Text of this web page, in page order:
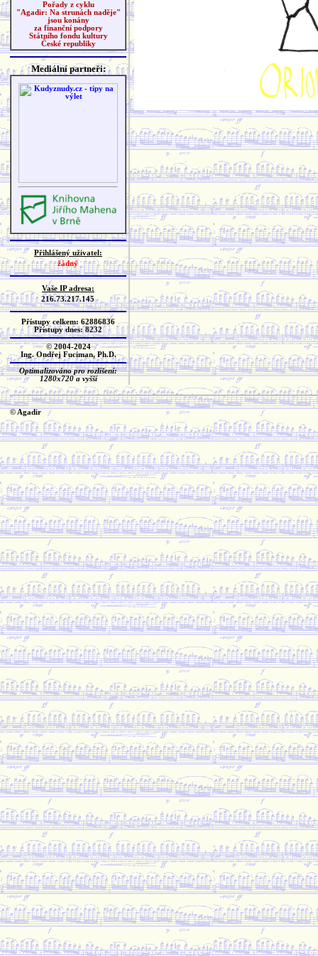
Pořady z cyklu
"Agadir: Na strunách naděje"
jsou konány
za finanční podpory
Státního fondu kultury
České republiky
Mediální partneři:
Přihlášený uživatel:
žádný
Vaše IP adresa:
216.73.217.145
Přístupy celkem: 62886836
Přístupy dnes: 8232
© 2004-2024
Ing. Ondřej Fuciman, Ph.D.
Optimalizováno pro rozlišení:
1280x720 a vyšší
© Agadir